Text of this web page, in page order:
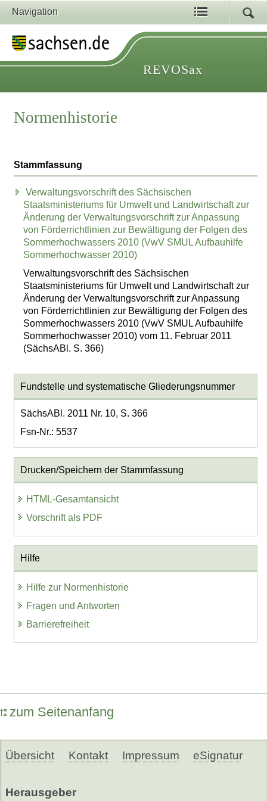
Navigation
REVOSax
Normenhistorie
Stammfassung
Verwaltungsvorschrift des Sächsischen
Staatsministeriums für Umwelt und Landwirtschaft zur
Änderung der Verwaltungsvorschrift zur Anpassung
von Förderrichtlinien zur Bewältigung der Folgen des
Sommerhochwassers 2010 (VwV SMUL Aufbauhilfe
Sommerhochwasser 2010)
Verwaltungsvorschrift des Sächsischen
Staatsministeriums für Umwelt und Landwirtschaft zur
Änderung der Verwaltungsvorschrift zur Anpassung
von Förderrichtlinien zur Bewältigung der Folgen des
Sommerhochwassers 2010 (VwV SMUL Aufbauhilfe
Sommerhochwasser 2010) vom 11. Februar 2011
(SächsABl. S. 366)
Fundstelle und systematische Gliederungsnummer
SächsABl. 2011 Nr. 10, S. 366
Fsn-Nr.: 5537
Drucken/Speichern der Stammfassung
HTML-Gesamtansicht
Vorschrift als PDF
Hilfe
Hilfe zur Normenhistorie
Fragen und Antworten
Barrierefreiheit
zum Seitenanfang
Übersicht Kontakt Impressum eSignatur
Herausgeber